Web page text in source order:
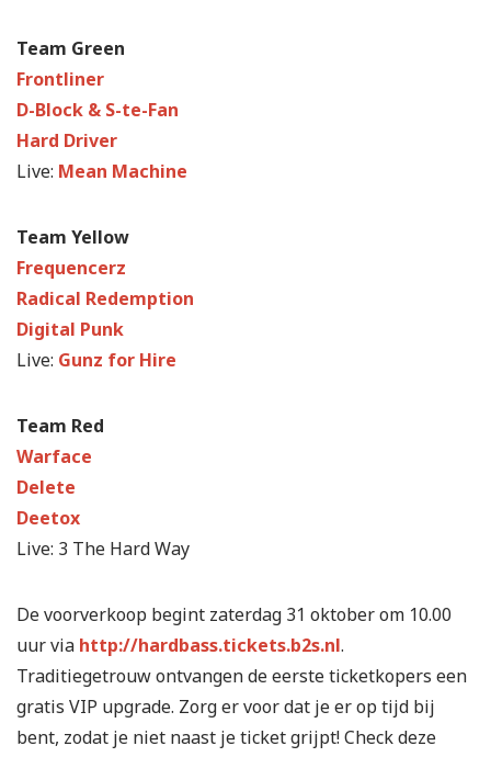
Team Green
Frontliner
D-Block & S-te-Fan
Hard Driver
Live: Mean Machine
Team Yellow
Frequencerz
Radical Redemption
Digital Punk
Live: Gunz for Hire
Team Red
Warface
Delete
Deetox
Live: 3 The Hard Way
De voorverkoop begint zaterdag 31 oktober om 10.00
uur via http://hardbass.tickets.b2s.nl.
Traditiegetrouw ontvangen de eerste ticketkopers een
gratis VIP upgrade. Zorg er voor dat je er op tijd bij
bent, zodat je niet naast je ticket grijpt! Check deze